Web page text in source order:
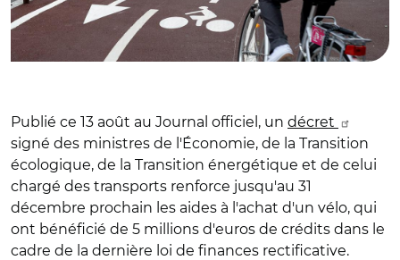
Publié ce 13 août au Journal officiel, un décret
signé des ministres de l'Économie, de la Transition
écologique, de la Transition énergétique et de celui
chargé des transports renforce jusqu'au 31
décembre prochain les aides à l'achat d'un vélo, qui
ont bénéficié de 5 millions d'euros de crédits dans le
cadre de la dernière loi de finances rectificative.